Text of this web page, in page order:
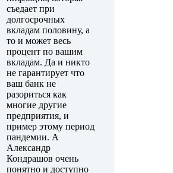
съедает при
долгосрочных
вкладам половину, а
то и может весь
процент по вашим
вкладам. Да и никто
не гарантирует что
ваш банк не
разориться как
многие другие
предприятия, и
пример этому период
пандемии. А
Александр
Кондрашов очень
понятно и доступно